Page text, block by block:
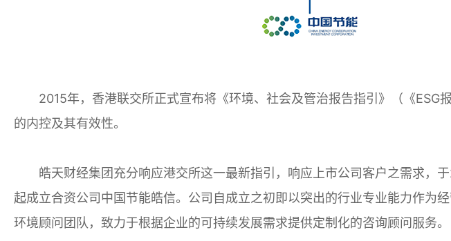
2015年，香港联交所正式宣布将《环境、社会及管治报告指引》（《ESG
的内控及其有效性。
皓天财经集团充分响应港交所这一最新指引，响应上市公司客户之需求，
起成立合资公司中国节能皓信。公司自成立之初即以突出的行业专业能力作为
环境顾问团队，致力于根据企业的可持续发展需求提供定制化的咨询顾问服务。